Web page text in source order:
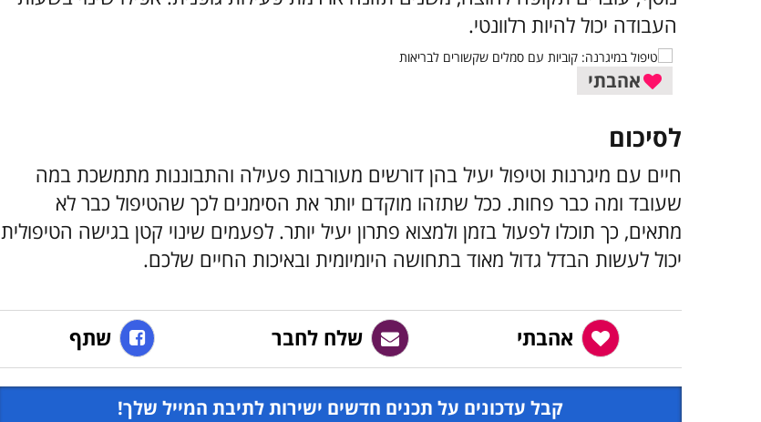
העבודה יכול להיות רלוונטי.
אהבתי
לסיכום
חיים עם מיגרנות וטיפול יעיל בהן דורשים מעורבות פעילה והתבוננות מתמשכת במה
שעובד ומה כבר פחות. ככל שתזהו מוקדם יותר את הסימנים לכך שהטיפול כבר לא
מתאים, כך תוכלו לפעול בזמן ולמצוא פתרון יעיל יותר. לפעמים שינוי קטן בגישה הטיפולית
יכול לעשות הבדל גדול מאוד בתחושה היומיומית ובאיכות החיים שלכם.
אהבתי שלח לחבר שתף
קבל עדכונים על תכנים חדשים ישירות לתיבת המייל שלך!